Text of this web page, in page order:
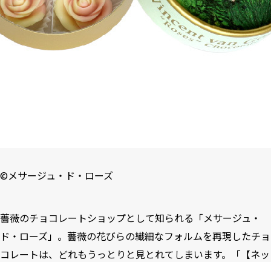
©メサージュ・ド・ローズ
薔薇のチョコレートショップとして知られる「メサージュ・
ド・ローズ」。薔薇の花びらの繊細なフォルムを再現したチョ
コレートは、どれもうっとりと見とれてしまいます。「【ネッ